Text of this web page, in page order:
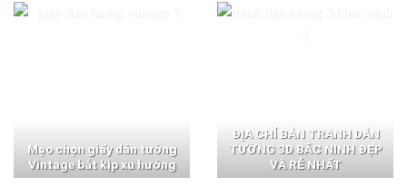
Mẹo chọn giấy dán tường
Vintage bắt kịp xu hướng
ĐỊA CHỈ BÁN TRANH DÁN
TƯỜNG 3D BẮC NINH ĐẸP
VÀ RẺ NHẤT